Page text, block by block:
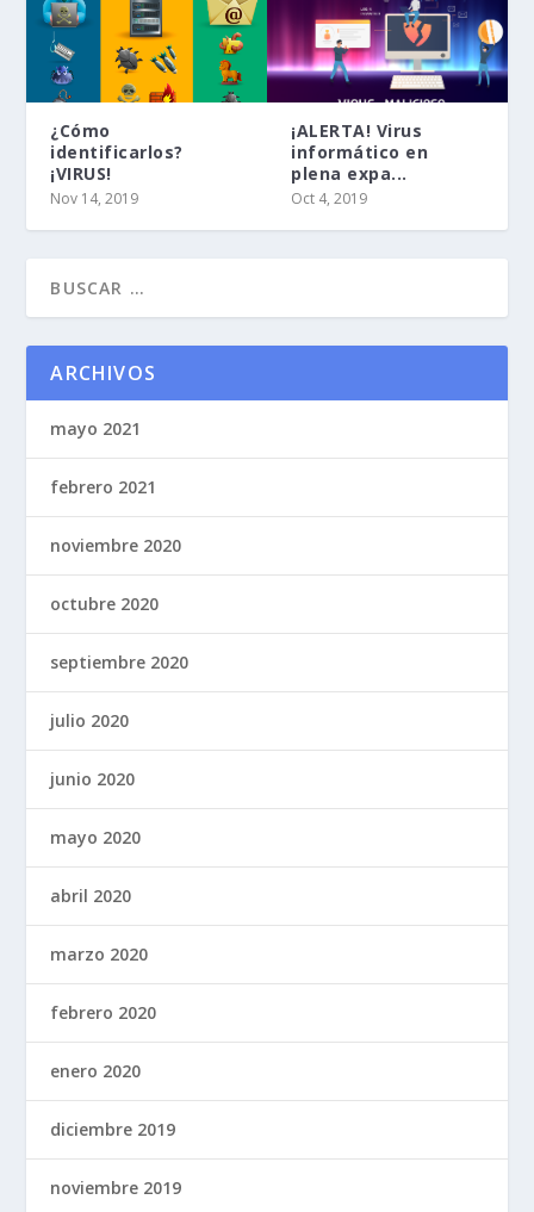
¿Cómo
identificarlos?
¡VIRUS!
Nov 14, 2019
¡ALERTA! Virus
informático en
plena expa...
Oct 4, 2019
ARCHIVOS
mayo 2021
febrero 2021
noviembre 2020
octubre 2020
septiembre 2020
julio 2020
junio 2020
mayo 2020
abril 2020
marzo 2020
febrero 2020
enero 2020
diciembre 2019
noviembre 2019